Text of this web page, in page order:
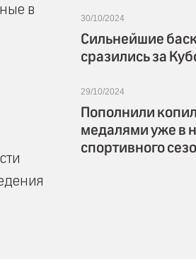
в
30/10/2024
Сильнейшие
сразились за
29/10/2024
Пополнили
медалями уже в
спортивного